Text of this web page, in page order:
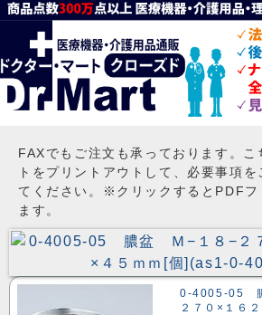
FAXでもご注文も承っております。こ
トをプリントアウトして、必要事項
てください。※クリックするとPDFフ
ます。
0-4005-05
２７０×１６